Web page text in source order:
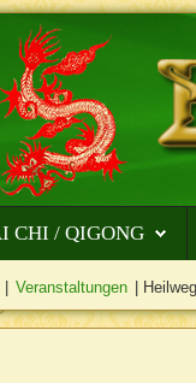
CHI / QIGONG
Veranstaltungen